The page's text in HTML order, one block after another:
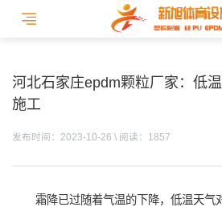
河北石家庄epdm颗粒厂家：低
施工
发布时间：2023-10-26 \ 阅读：1857
霜降已过随着气温的下降，低温天气